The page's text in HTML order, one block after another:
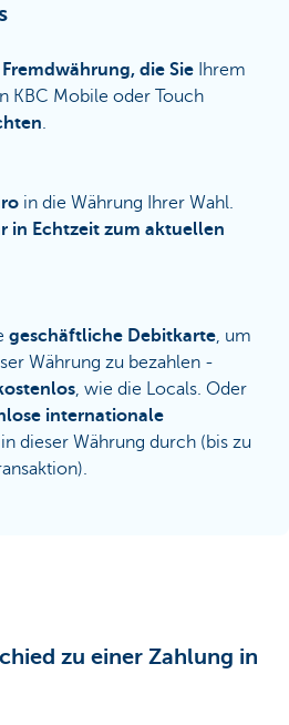
die Sie Ihrem
KBC Mobile oder Touch
.
in die Währung Ihrer Wahl.
in Echtzeit zum aktuellen
geschäftliche Debitkarte, um
Währung zu bezahlen -
, wie die Locals. Oder
internationale
in dieser Währung durch (bis zu
zu einer Zahlung in